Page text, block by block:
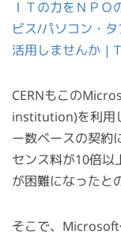
ＩＴの力をＮＰ
ビス/パソコン・
活用しませんか |
CERNもこの
institution)を利用
ー数ベースの契約
センス料が10倍以
が困難になったと
そこで、Microsoft